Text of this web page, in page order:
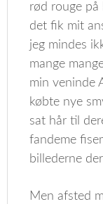
rød rouge på
det fik mit
jeg mindes
mange
min veninde
købte nye
sat hår til
fandeme
billederne
Men afsted